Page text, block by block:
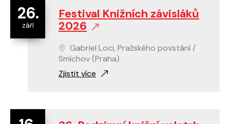
Festival Knižních závisláků
2026
Gabriel Loci, Pražského povstání /
Smíchov (Praha)
Zjistit více
26.
září